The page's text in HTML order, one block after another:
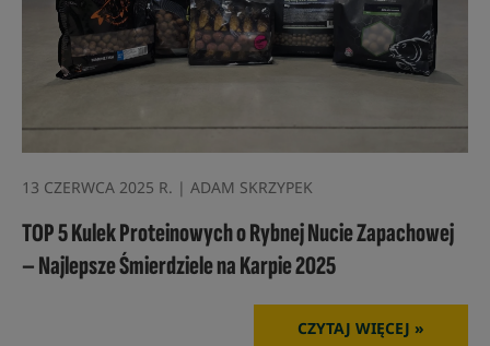
13 CZERWCA 2025 R. | ADAM SKRZYPEK
TOP 5 Kulek Proteinowych o Rybnej Nucie Zapachowej
– Najlepsze Śmierdziele na Karpie 2025
CZYTAJ WIĘCEJ »